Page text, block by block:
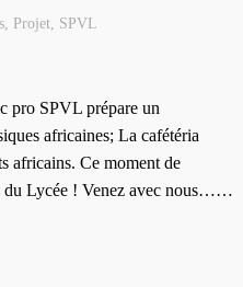
Projet SPVL
pro SPVL prépare un
africaines; La cafétéria
africains. Ce moment de
du Lycée ! Venez avec nous……